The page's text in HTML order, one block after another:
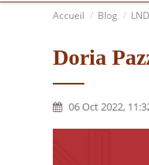
Accueil Blog
Doria
06 Oct 2022,